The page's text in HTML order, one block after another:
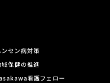
セン病対策
保健の推進
看護フェロー